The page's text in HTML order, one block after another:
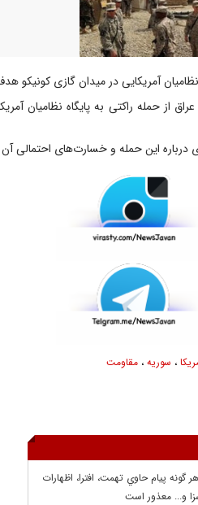
نظامیان آمریکایی در میدان گازی کونیکو
از حمله راکتی به پایگاه نظامیان
درباره این حمله و خسارت‌های احتمالی
، سوریه، مقاومت
گونه پيام حاوي تهمت، افترا، اظهارات
و... معذور است